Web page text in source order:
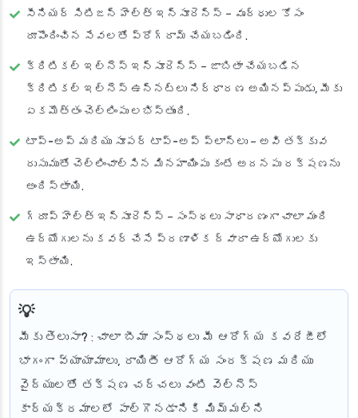
సీనియర్ సిటిజన్ హెల్త్ ఇన్సూరెన్స్ – వృద్ధుల కోసం
రూపొందించిన సేవలతో ప్రోగ్రామ్ చేయబడింది.
క్రిటికల్ ఇల్నెస్ ఇన్సూరెన్స్ – జాబితా చేయబడిన
క్రిటికల్ ఇల్నెస్ ఉన్నట్లు నిర్ధారణ అయినప్పుడు, మీకు
ఏకమొత్తం చెల్లింపు లభిస్తుంది.
టాప్-అప్ మరియు సూపర్ టాప్-అప్ ప్లాన్‌లు – అవి తక్కువ
రుసుముతో చెల్లించాల్సిన మినహాయింపు కంటే అదనపు రక్షణను
అందిస్తాయి.
గ్రూప్ హెల్త్ ఇన్సూరెన్స్ – సంస్థలు సాధారణంగా చాలా మంది
ఉద్యోగులను కవర్ చేసే ప్రణాళిక ద్వారా ఉద్యోగులకు
ఇస్తాయి.
మీకు తెలుసా? : చాలా బీమా సంస్థలు మీ ఆరోగ్య కవరేజీలో
భాగంగా వ్యాయామాలు, రాయితీ ఆరోగ్య సంరక్షణ మరియు
వైద్యులతో తక్షణ చర్చలు వంటి వెల్‌నెస్
కార్యక్రమాలలో పాల్గొనడానికి మిమ్మల్ని